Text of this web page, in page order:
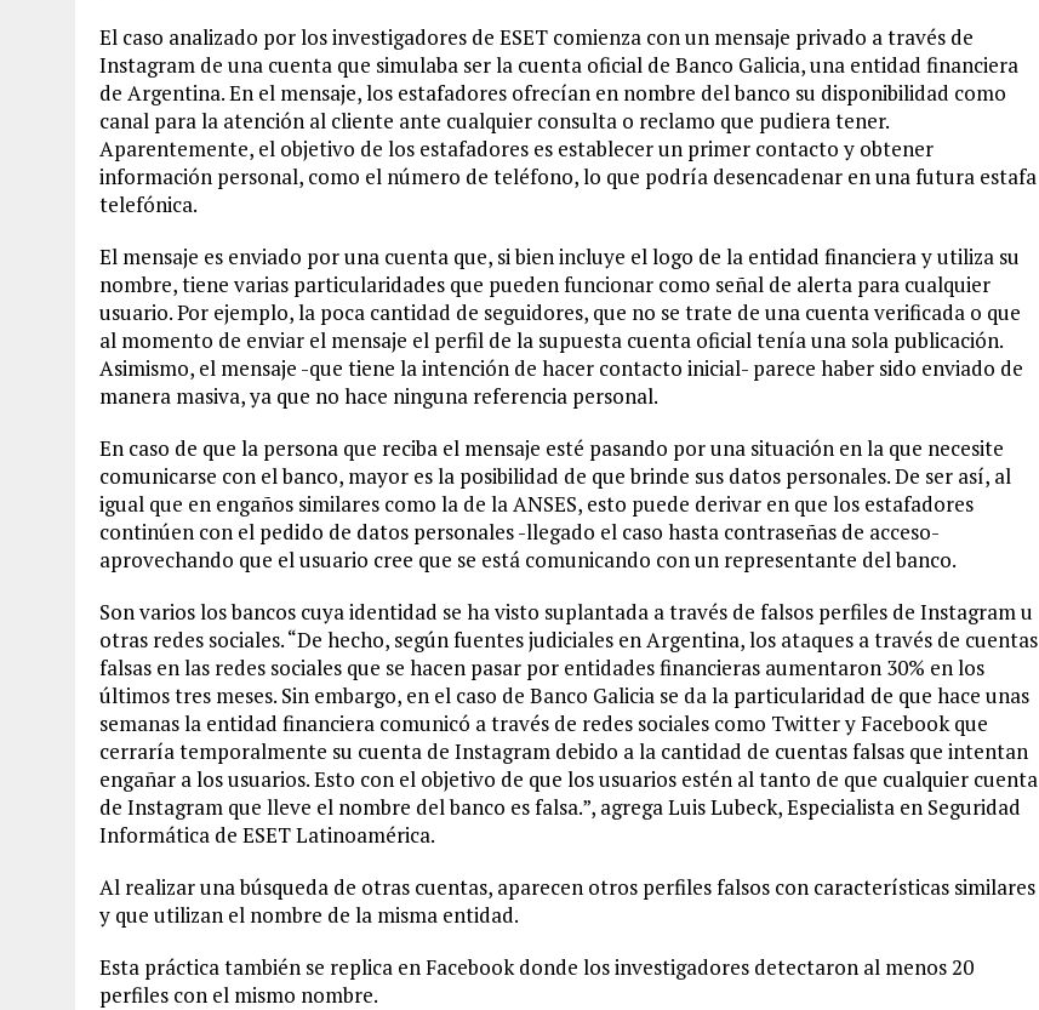
El caso analizado por los investigadores de ESET comienza con un mensaje privado a través de
Instagram de una cuenta que simulaba ser la cuenta oficial de Banco Galicia, una entidad financiera
de Argentina. En el mensaje, los estafadores ofrecían en nombre del banco su disponibilidad como
canal para la atención al cliente ante cualquier consulta o reclamo que pudiera tener.
Aparentemente, el objetivo de los estafadores es establecer un primer contacto y obtener
información personal, como el número de teléfono, lo que podría desencadenar en una futura estafa
telefónica.
El mensaje es enviado por una cuenta que, si bien incluye el logo de la entidad financiera y utiliza su
nombre, tiene varias particularidades que pueden funcionar como señal de alerta para cualquier
usuario. Por ejemplo, la poca cantidad de seguidores, que no se trate de una cuenta verificada o que
al momento de enviar el mensaje el perfil de la supuesta cuenta oficial tenía una sola publicación.
Asimismo, el mensaje -que tiene la intención de hacer contacto inicial- parece haber sido enviado de
manera masiva, ya que no hace ninguna referencia personal.
En caso de que la persona que reciba el mensaje esté pasando por una situación en la que necesite
comunicarse con el banco, mayor es la posibilidad de que brinde sus datos personales. De ser así, al
igual que en engaños similares como la de la ANSES, esto puede derivar en que los estafadores
continúen con el pedido de datos personales -llegado el caso hasta contraseñas de acceso-
aprovechando que el usuario cree que se está comunicando con un representante del banco.
Son varios los bancos cuya identidad se ha visto suplantada a través de falsos perfiles de Instagram u
otras redes sociales. “De hecho, según fuentes judiciales en Argentina, los ataques a través de cuentas
falsas en las redes sociales que se hacen pasar por entidades financieras aumentaron 30% en los
últimos tres meses. Sin embargo, en el caso de Banco Galicia se da la particularidad de que hace unas
semanas la entidad financiera comunicó a través de redes sociales como Twitter y Facebook que
cerraría temporalmente su cuenta de Instagram debido a la cantidad de cuentas falsas que intentan
engañar a los usuarios. Esto con el objetivo de que los usuarios estén al tanto de que cualquier cuenta
de Instagram que lleve el nombre del banco es falsa.”, agrega Luis Lubeck, Especialista en Seguridad
Informática de ESET Latinoamérica.
Al realizar una búsqueda de otras cuentas, aparecen otros perfiles falsos con características similares
y que utilizan el nombre de la misma entidad.
Esta práctica también se replica en Facebook donde los investigadores detectaron al menos 20
perfiles con el mismo nombre.